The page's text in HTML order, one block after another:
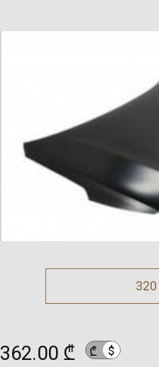
362.00 ₾ ₾ $